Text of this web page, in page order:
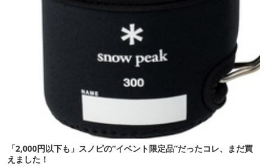
「2,000円以下も」スノピの“イベント限定品”だったコレ、まだ買
えました！